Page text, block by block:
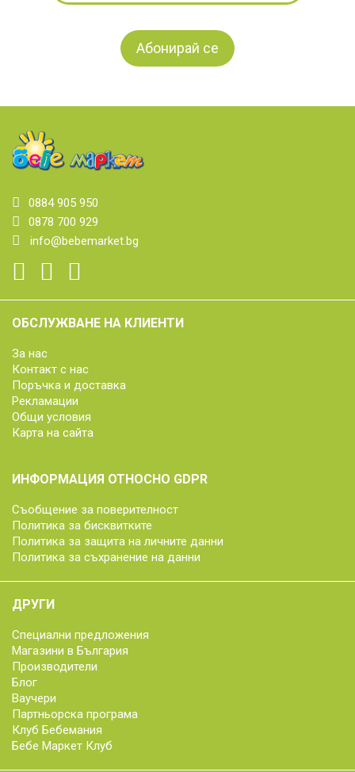
0884 905 950
0878 700 929
info@bebemarket.bg
ОБСЛУЖВАНЕ НА КЛИЕНТИ
За нас
Контакт с нас
Поръчка и доставка
Рекламации
Общи условия
Карта на сайта
ИНФОРМАЦИЯ ОТНОСНО GDPR
Съобщение за поверителност
Политика за бисквитките
Политика за защита на личните данни
Политика за съхранение на данни
ДРУГИ
Специални предложения
Магазини в България
Производители
Блог
Ваучери
Партньорска програма
Клуб Бебемания
Бебе Маркет Клуб